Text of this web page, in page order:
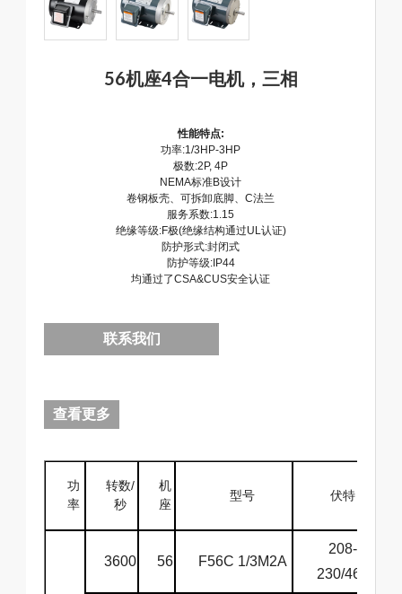
56机座4合一电机，三相
性能特点:
功率:1/3HP-3HP
极数:2P, 4P
NEMA标准B设计
卷钢板壳、可拆卸底脚、C法兰
服务系数:1.15
绝缘等级:F极(绝缘结构通过UL认证)
防护形式:封闭式
防护等级:IP44
均通过了CSA&CUS安全认证
联系我们
查看更多
功
率
转数/
秒
机
座
型号 伏特
3600 56 F56C 1/3M2A
208-
230/460